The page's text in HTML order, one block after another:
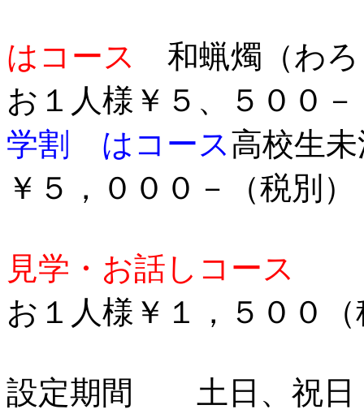
はコース
和蝋燭（わ
お１人様￥５、
学割 はコース高校生
￥５，０００－（税別
見学・お話しコース
お１人様￥１，５０
設定期間 土日、祝日